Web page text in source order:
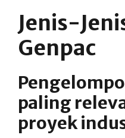
Jenis-
Genpac
paling
proyek